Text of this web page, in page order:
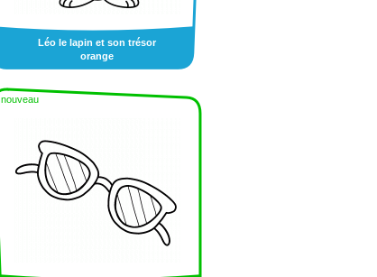
Léo le lapin et son trésor
orange
nouveau